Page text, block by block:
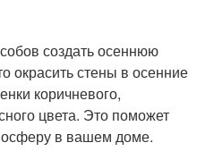
создать осеннюю
окрасить стены в осенние
коричневого,
цвета. Это поможет
в вашем доме.